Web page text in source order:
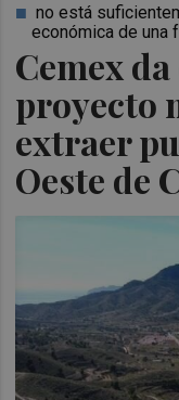
Cemex
proyecto
extraer
Oeste de
no está
económica de una